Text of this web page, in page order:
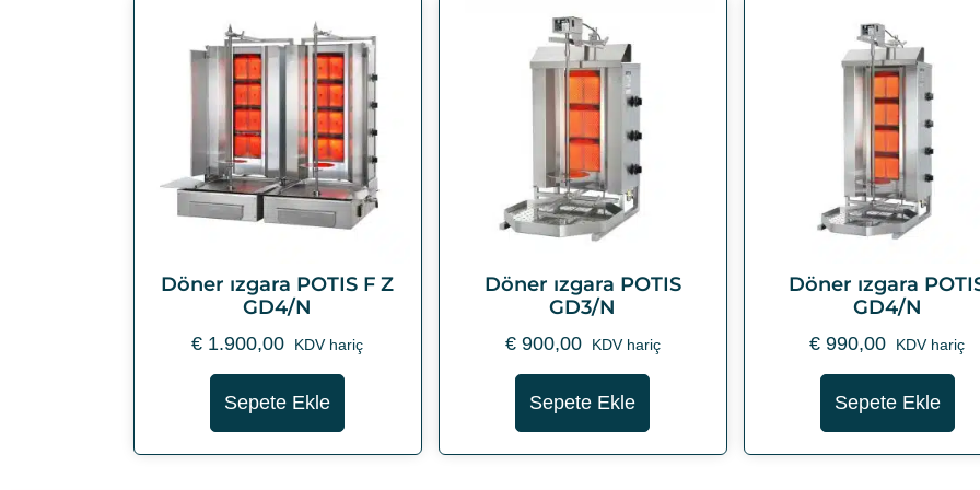
Döner ızgara POTIS F Z
GD4/N
€ 1.900,00 KDV hariç
Sepete Ekle
Döner ızgara POTIS
GD3/N
€900,00 KDV hariç
Sepete Ekle
Döner ızgara
GD4/N
€ 990,00 KDV hariç
Sepete Ekle